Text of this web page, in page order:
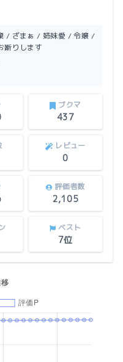
/ ざまぁ / 姉妹愛 / 令嬢 /
断りします
ブクマ
437
レビュー
0
評価者数
2,105
ベスト
7位